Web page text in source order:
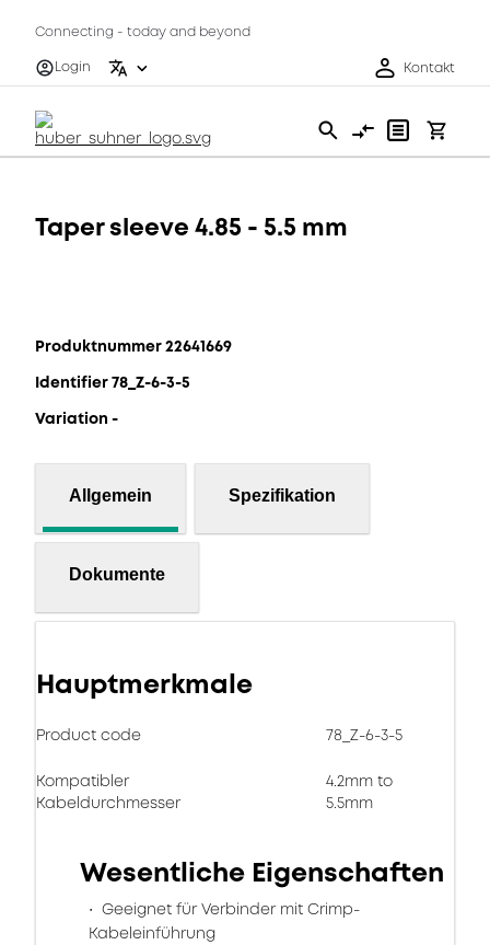
Connecting - today and beyond
Login
Kontakt
Taper sleeve 4.85 - 5.5 mm
Produktnummer 22641669
Identifier 78_Z-6-3-5
Variation -
Allgemein Spezifikation
Dokumente
Hauptmerkmale
Product code 78_Z-6-3-5
Kompatibler
Kabeldurchmesser
4.2mm to
5.5mm
Wesentliche Eigenschaften
Geeignet für Verbinder mit Crimp-
Kabeleinführung